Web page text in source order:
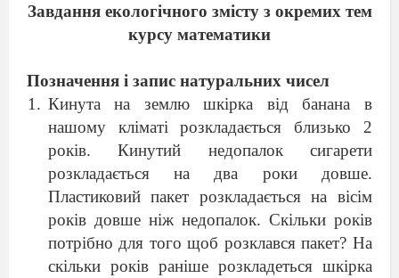
Завдання екологічного змісту з окремих тем
курсу математики
Позначення і запис натуральних чисел
Кинута на землю шкірка від банана в
нашому кліматі розкладається близько 2
років. Кинутий недопалок сигарети
розкладається на два роки довше.
Пластиковий пакет розкладається на вісім
років довше ніж недопалок. Скільки років
потрібно для того щоб розклався пакет? На
скільки років раніше розкладеться шкірка